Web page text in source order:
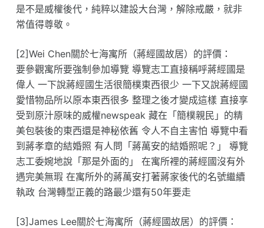
是不是威權後代，純粹以建設大台灣，解除戒嚴，就非
常值得尊敬。
[2]Wei Chen關於七海寓所（蔣經國故居）的評價：
要參觀寓所要強制參加導覽 導覽志工直接稱呼蔣經國是
偉人 一下說蔣經國生活很簡樸東西很少 一下又說蔣經國
愛惜物品所以原本東西很多 整理之後才變成這樣 直接享
受到原汁原味的威權newspeak 藏在「簡樸親民」的精
美包裝後的東西還是神秘依舊 令人不自主害怕 導覽中看
到蔣孝章的結婚照 有人問「蔣萬安的結婚照呢？」 導覽
志工委婉地說「那是外面的」 在寓所裡的蔣經國沒有外
遇完美無瑕 在寓所外的蔣萬安打著蔣家後代的名號繼續
執政 台灣轉型正義的路最少還有50年要走
[3]James Lee關於七海寓所（蔣經國故居）的評價：